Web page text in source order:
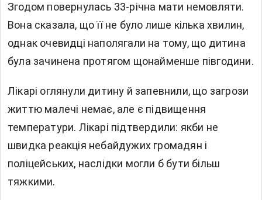
Згодом повернулась 33-річна мати немовляти.
Вона сказала, що її не було лише кілька хвилин,
однак очевидці наполягали на тому, що дитина
була зачинена протягом щонайменше півгодини.
Лікарі оглянули дитину й запевнили, що загрози
життю малечі немає, але є підвищення
температури. Лікарі підтвердили: якби не
швидка реакція небайдужих громадян і
поліцейських, наслідки могли б бути більш
тяжкими.